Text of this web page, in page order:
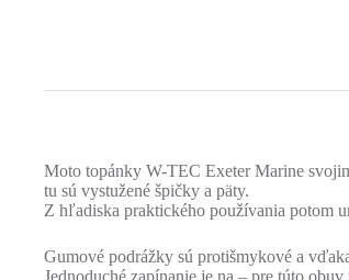
Moto topánky W-TEC Exeter Marine
tu sú vystužené špičky a päty.
Z hľadiska praktického používania potom
Gumové podrážky sú protišmykové a